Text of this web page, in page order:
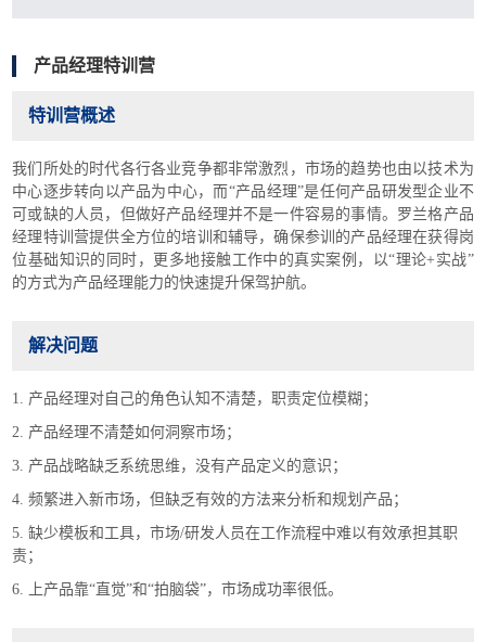
产品经理特训营
特训营概述
我们所处的时代各行各业竞争都非常激烈，市场的趋势也由以技术为
中心逐步转向以产品为中心，而“产品经理”是任何产品研发型企业不
可或缺的人员，但做好产品经理并不是一件容易的事情。罗兰格产品
经理特训营提供全方位的培训和辅导，确保参训的产品经理在获得岗
位基础知识的同时，更多地接触工作中的真实案例，以“理论+实战”
的方式为产品经理能力的快速提升保驾护航。
解决问题
1. 产品经理对自己的角色认知不清楚，职责定位模糊；
2. 产品经理不清楚如何洞察市场；
3. 产品战略缺乏系统思维，没有产品定义的意识；
4. 频繁进入新市场，但缺乏有效的方法来分析和规划产品；
5. 缺少模板和工具，市场/研发人员在工作流程中难以有效承担其职
责；
6. 上产品靠“直觉”和“拍脑袋”，市场成功率很低。